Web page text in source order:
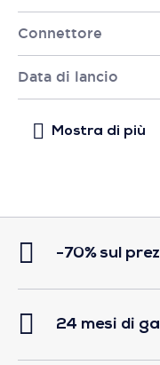
Connettore
Data di lancio
-70% sul
24 mesi di